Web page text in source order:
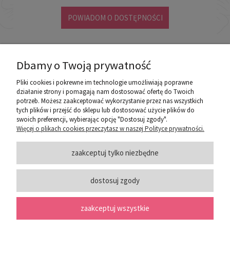
POWIADOM O DOSTĘPNOŚCI
poznaj ROZEOGRODOWE.PL
ZASADY SPRZEDAŻY
PORADY
SOCIAL MEDIA
Dbamy o Twoją prywatność
Pliki cookies i pokrewne im technologie umożliwiają poprawne
działanie strony i pomagają nam dostosować ofertę do Twoich
potrzeb. Możesz zaakceptować wykorzystanie przez nas wszystkich
tych plików i przejść do sklepu lub dostosować użycie plików do
swoich preferencji, wybierając opcję "Dostosuj zgody".
Więcej o plikach cookies przeczytasz w naszej Polityce prywatności.
zaakceptuj tylko niezbędne
dostosuj zgody
zaakceptuj wszystkie